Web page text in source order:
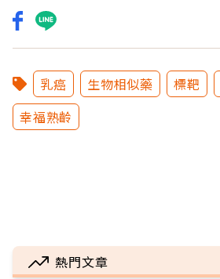
乳癌 生物相似藥 標靶
幸福熟齡
熱門文章